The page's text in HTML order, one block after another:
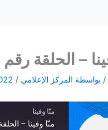
– الحلقة رقم 011
/ بواسطة المركز الإعلامي /
منّا وفينا
منّا وفينا – الحلقة